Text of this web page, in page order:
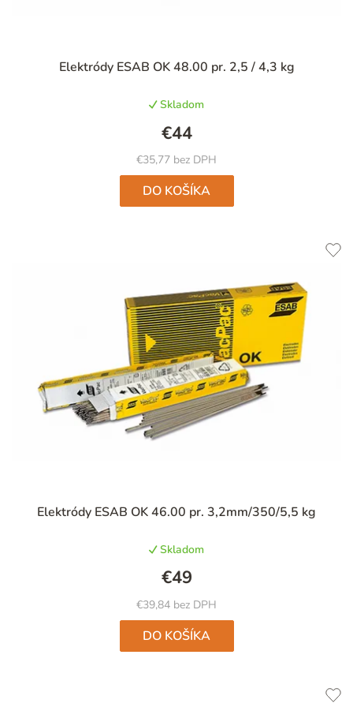
Elektródy ESAB OK 48.00 pr. 2,5 / 4,3 kg
hodnotenie
je
4,9
z
5
hviezdičiek.
Skladom
€35,77 bez DPH
€44
DO KOŠÍKA
Elektródy ESAB OK 46.00 pr. 3,2mm/350/5,5 kg
Skladom
€39,84 bez DPH
€49
DO KOŠÍKA